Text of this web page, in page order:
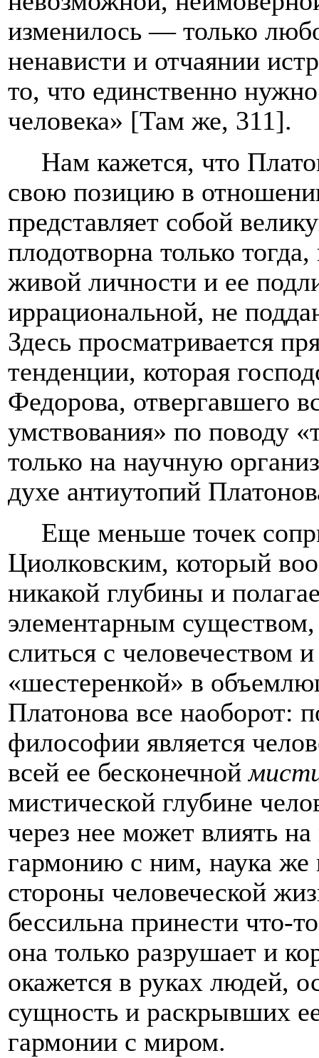
изменилось — только
ненависти и отчаянии
то, что единственно
человека» [Там же, 311].
Нам кажется, что
свою позицию в
представляет собой
плодотворна только
живой личности и ее
иррациональной, не
Здесь просматривается
тенденции, которая
Федорова, отвергавшего
умствования» по поводу
только на научную
духе антиутопий
Еще меньше точек
Циолковским, который
никакой глубины и
элементарным
слиться с человечеством
«шестеренкой» в
Платонова все наоборот:
философии является
всей ее бесконечной
мистической глубине
через нее может влиять
гармонию с ним, наука же
стороны человеческой
бессильна принести что-
она только разрушает и
окажется в руках людей,
сущность и раскрывших
гармонии с миром.